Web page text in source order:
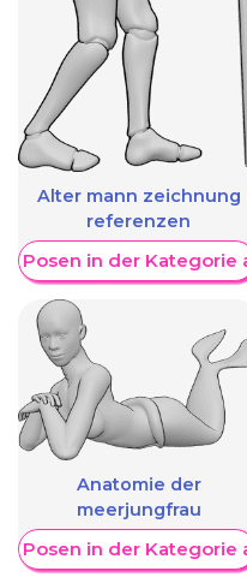
Alter mann zeichnung
referenzen
Posen in der Kategorie
Anatomie der
meerjungfrau
Posen in der Kategorie